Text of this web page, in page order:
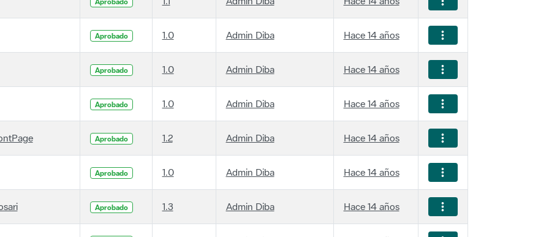
Aprobado 1.0 Admin Diba Hace 14 años
1.0 Admin Diba Hace 14 años
Aprobado 1.0 Admin Diba Hace 14 años
1.2 Admin Diba Hace 14 años
Aprobado 1.0 Admin Diba Hace 14 años
1.3 Admin Diba Hace 14 años
Aprobado 1.0 Admin Diba Hace 14 años